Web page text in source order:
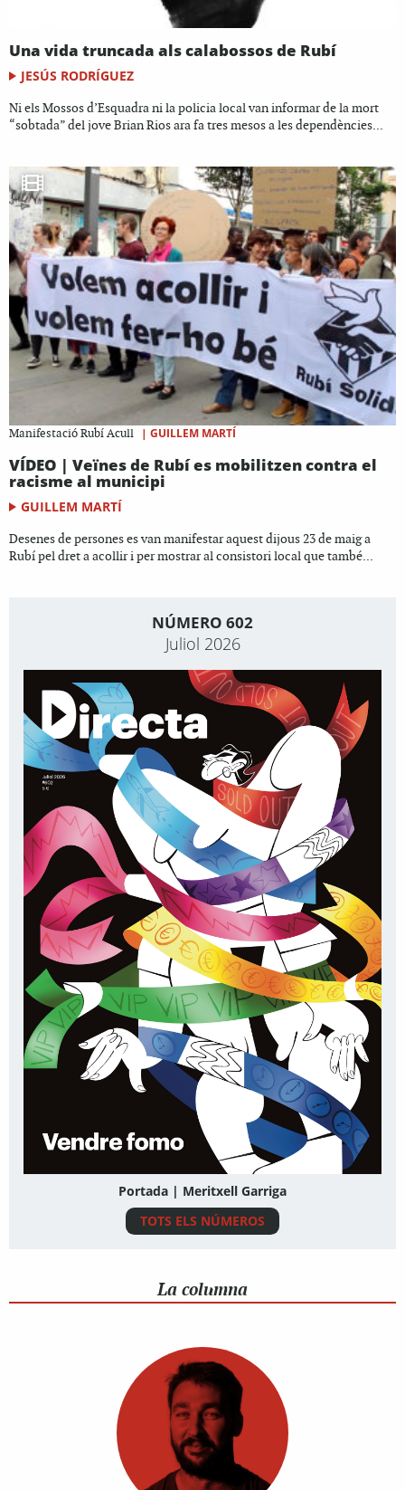
Una vida truncada als calabossos de Rubí
JESÚS RODRÍGUEZ
Ni els Mossos d’Esquadra ni la policia local van informar de la mort
“sobtada” del jove Brian Rios ara fa tres mesos a les dependències...
Manifestació Rubí Acull | GUILLEM MARTÍ
VÍDEO | Veïnes de Rubí es mobilitzen contra el
racisme al municipi
GUILLEM MARTÍ
Desenes de persones es van manifestar aquest dijous 23 de maig a
Rubí pel dret a acollir i per mostrar al consistori local que també...
NÚMERO 602
Juliol 2026
Portada | Meritxell Garriga
TOTS ELS NÚMEROS
La columna